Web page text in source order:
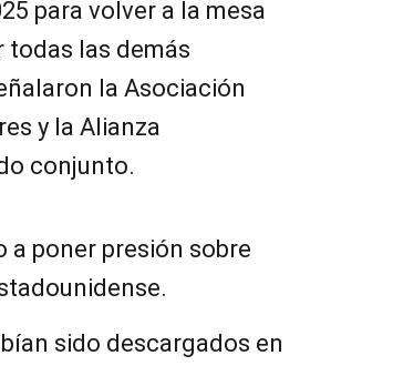
para volver a la mesa
todas las demás
la Asociación
y la Alianza
conjunto.
a poner presión sobre
sido descargados en